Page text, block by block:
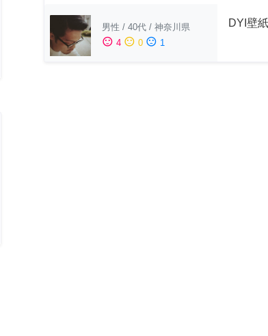
男性 / 40代 / 神奈川県
sentiment_satisfied 4 sentiment_neutral 0 sentiment_dissatisfied 1
DYI壁